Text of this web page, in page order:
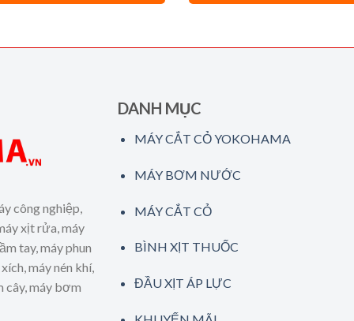
công nghiệp,
xịt rửa, máy
tay, máy phun
máy nén khí,
cây, máy bơm
DANH MỤC
MÁY CẮT CỎ YOKOHAMA
MÁY BƠM NƯỚC
MÁY CẮT CỎ
BÌNH XỊT THUỐC
ĐẦU XỊT ÁP LỰC